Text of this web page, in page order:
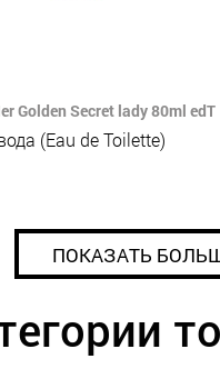
Golden Secret lady 80ml edT
(Eau de Toilette)
ПОКАЗАТЬ